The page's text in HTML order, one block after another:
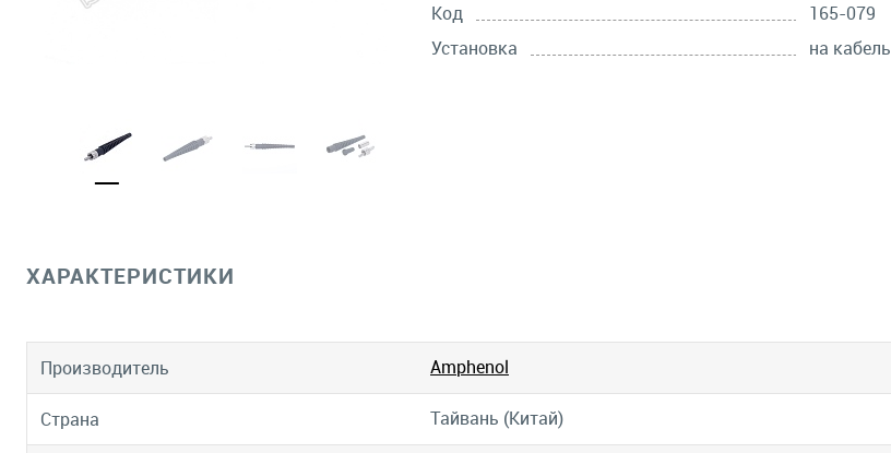
Код
165-079
Установка
на кабель
ХАРАКТЕРИСТИКИ
Производитель Amphenol
Страна Тайвань (Китай)